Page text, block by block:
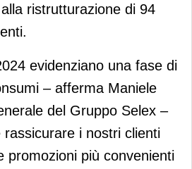
ristrutturazione di 94
evidenziano una fase di
– afferma Maniele
del Gruppo Selex –
i nostri clienti
promozioni più convenienti